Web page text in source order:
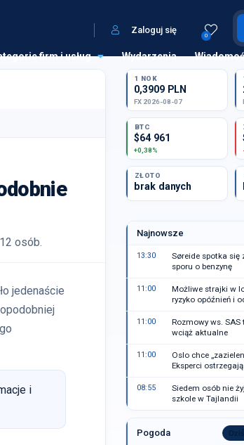
0
Zaloguj się
firm i usług Wydarzenia
osób.
jedenaście
i
1 NOK
0,3909 PLN
FX 2026-08-07
BTC
$64 961
+0,38%
ZŁOTO
brak danych
Najnowsze
13:30
Søreide spotka się
sporu o benzynę
11:00
Możliwe strajki w
ryzyko opóźnień i
11:00
Rozmowy ws. SAS
wciąż aktualne
11:00
Oslo chce
Eksperci
08:55
Siedem osób nie
szkole w Tajlandii
Pogoda Dziś